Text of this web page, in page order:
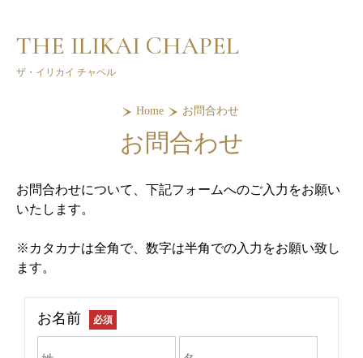
THE ILIKAI CHAPEL
ザ・イリカイ チャペル
Home お問合わせ
お問合わせ
お問合わせについて、下記フォームへのご入力をお願い
いたします。
※カタカナは全角で、数字は半角での入力をお願い致し
ます。
お名前 必須